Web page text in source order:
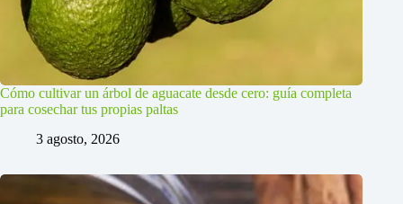
Cómo cultivar un árbol de aguacate desde cero: guía completa
para cosechar tus propias paltas
3 agosto, 2026